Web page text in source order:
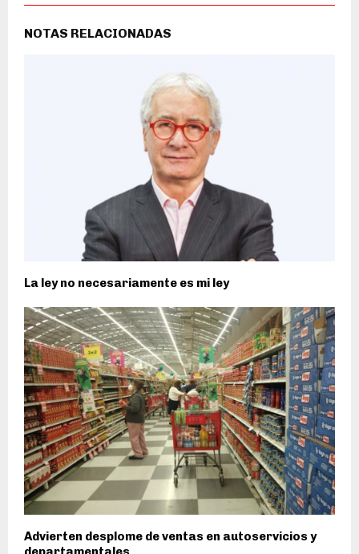
NOTAS RELACIONADAS
La ley no necesariamente es mi ley
Advierten desplome de ventas en autoservicios y